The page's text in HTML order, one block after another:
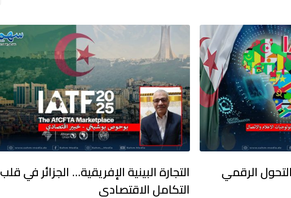
التحول الرقمي
التجارة البينية الإفريقية… الجزائر في قلب
التكامل الاقتصادي